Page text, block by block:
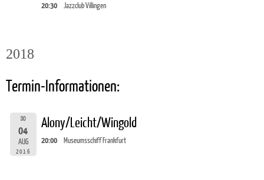
20:30 Jazzclub Villingen
2018
Termin-Informationen:
DO
04
AUG
2016
Alony/Leicht/Wingold
20:00 Museumsschiff Frankfurt